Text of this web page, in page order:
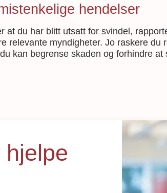
hendelser
at du har blitt utsatt for svindel,
relevante myndigheter. Jo raskere du
kan begrense skaden og forhindre at